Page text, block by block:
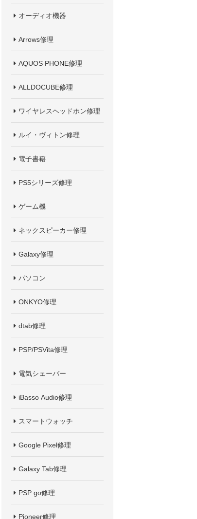
オーディオ機器
Arrows修理
AQUOS PHONE修理
ALLDOCUBE修理
ワイヤレスヘッドホン修理
ルイ・ヴィトン修理
電子書籍
PS5シリーズ修理
ゲーム機
ネックスピーカー修理
Galaxy修理
パソコン
ONKYO修理
dtab修理
PSP/PSVita修理
電気シェーバー
iBasso Audio修理
スマートウォッチ
Google Pixel修理
Galaxy Tab修理
PSP go修理
Pioneer修理